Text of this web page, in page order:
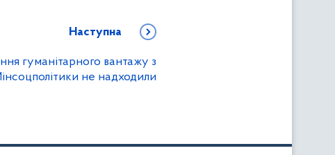
Наступна
гуманітарного вантажу з
не надходили